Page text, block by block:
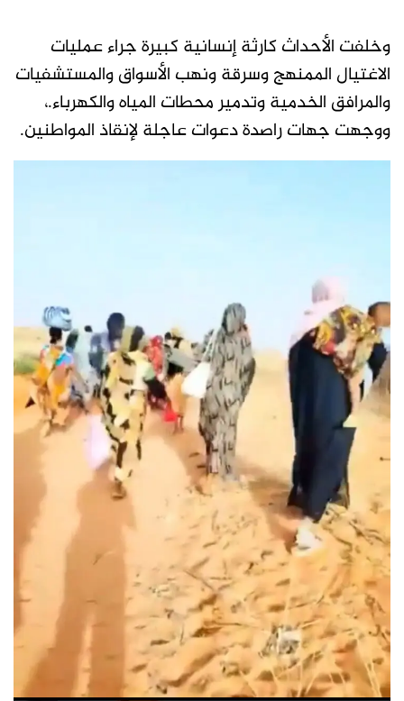
وخلفت الأحداث كارثة إنسانية كبيرة جراء عمليات
الاغتيال الممنهج وسرقة ونهب الأسواق والمستشفيات
والمرافق الخدمية وتدمير محطات المياه والكهرباء.،
ووجهت جهات راصدة دعوات عاجلة لإنقاذ المواطنين.